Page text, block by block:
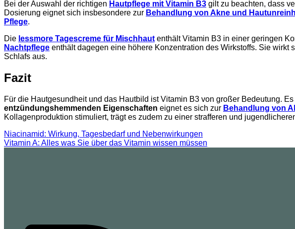
Bei der Auswahl der richtigen Hautpflege mit Vitamin B3 gilt zu beachten, dass
Dosierung eignet sich insbesondere zur Behandlung von Akne und
Pflege.
Die lessmore Tagescreme für Mischhautenthält Vitamin B3 in einer geringen
Nachtpflege enthält dagegen eine höhere Konzentration des Wirkstoffs. Sie wirkt
Schlafs aus.
Fazit
Für die Hautgesundheit und das Hautbild ist Vitamin B3 von großer Bedeutung.
entzündungshemmenden Eigenschaften eignet es sich zur Behandlung von
Kollagenproduktion stimuliert, trägt es zudem zu einer strafferen und
Niacinamid: Wirkung, Tagesbedarf und Nebenwirkungen
Vitamin A: Alles was Sie über das Vitamin wissen müssen